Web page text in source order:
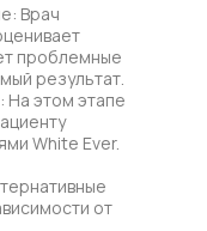
Врач
проблемные
результат.
На этом этапе
White Ever.
от